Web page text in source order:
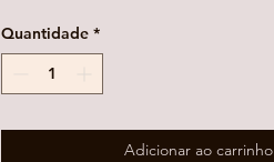
Quantidade *
Adicionar ao carrinho